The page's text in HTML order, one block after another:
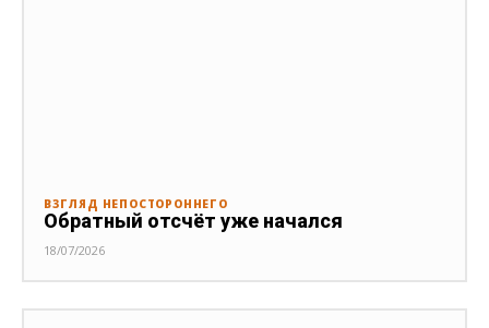
ВЗГЛЯД НЕПОСТОРОННЕГО
Обратный отсчёт уже начался
18/07/2026